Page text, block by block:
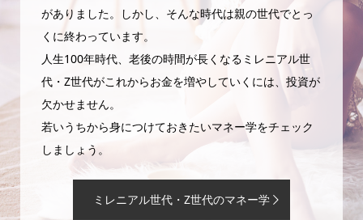
がありました。しかし、そんな時代は親の世代でとっ
くに終わっています。
人生100年時代、老後の時間が長くなるミレニアル世
代・Z世代がこれからお金を増やしていくには、投資が
欠かせません。
若いうちから身につけておきたいマネー学をチェック
しましょう。
ミレニアル世代・Z世代のマネー学